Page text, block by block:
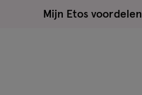
Mijn Etos voordelen